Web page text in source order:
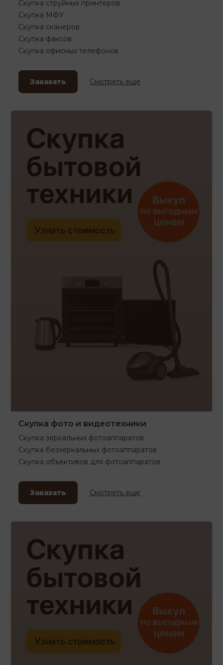
Скупка струйных принтеров
Скупка МФУ
Скупка сканеров
Скупка факсов
Скупка офисных телефонов
Заказать Смотреть еще
Скупка фото и видеотехники
Скупка зеркальных фотоаппаратов
Скупка беззеркальных фотоаппаратов
Скупка объективов для фотоаппаратов
Заказать Смотреть еще